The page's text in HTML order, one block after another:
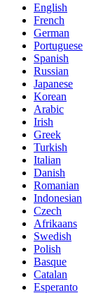
English
French
German
Portuguese
Spanish
Russian
Japanese
Korean
Arabic
Irish
Greek
Turkish
Italian
Danish
Romanian
Indonesian
Czech
Afrikaans
Swedish
Polish
Basque
Catalan
Esperanto